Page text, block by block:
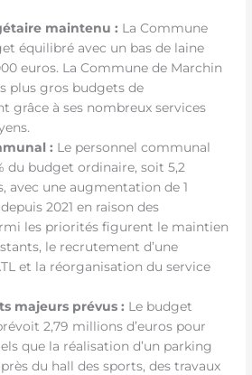
maintenu : La Commune
équilibré avec un bas de laine
euros. La Commune de Marchin
plus gros budgets de
grâce à ses nombreux services
: Le personnel communal
du budget ordinaire, soit 5,2
avec une augmentation de 1
2021 en raison des
les priorités figurent le maintien
le recrutement d’une
et la réorganisation du service
majeurs prévus : Le budget
2,79 millions d’euros pour
que la réalisation d’un parking
du hall des sports, des travaux